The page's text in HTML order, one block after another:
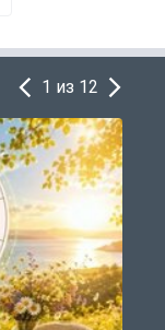
1 из 12